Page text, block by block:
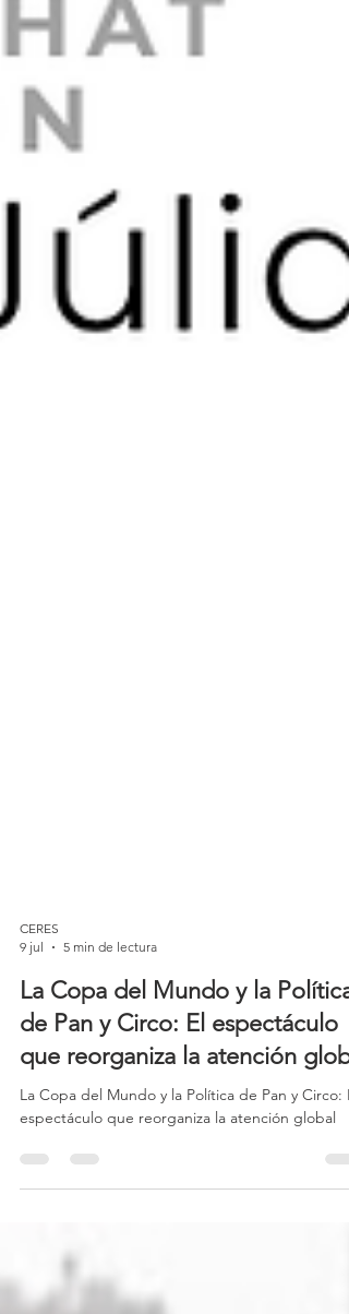
9 jul
5 min de lectura
La Copa del Mundo y la Política
de Pan y Circo: El espectáculo
que reorganiza la atención
espectáculo que reorganiza la atención global